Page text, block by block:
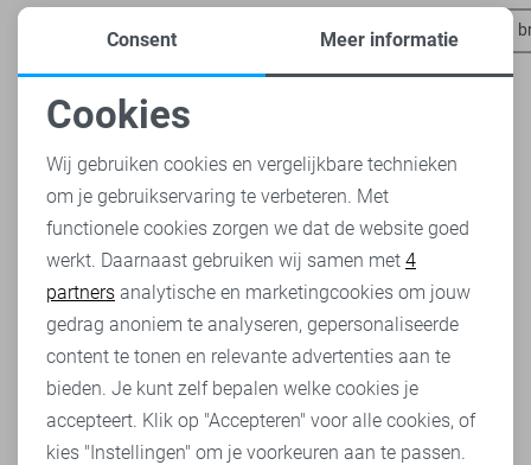
Jacqueline de Yong broeken Object broeken Vero Moda
Noodzakelijke cookies
Personalisatie cookies
Analytische cookies
Marketing cookies
Consent Meer informatie
Cookies
Wij gebruiken cookies en vergelijkbare technieken
om je gebruikservaring te verbeteren. Met
functionele cookies zorgen we dat de website goed
werkt. Daarnaast gebruiken wij samen met 4
partners analytische en marketingcookies om jouw
gedrag anoniem te analyseren, gepersonaliseerde
content te tonen en relevante advertenties aan te
bieden. Je kunt zelf bepalen welke cookies je
accepteert. Klik op "Accepteren" voor alle cookies, of
kies "Instellingen" om je voorkeuren aan te passen.